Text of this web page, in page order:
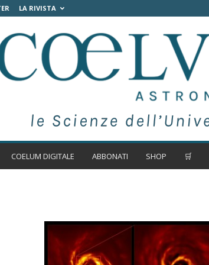
LA RIVISTA
COELUM DIGITALE ABBONATI SHOP 🛒